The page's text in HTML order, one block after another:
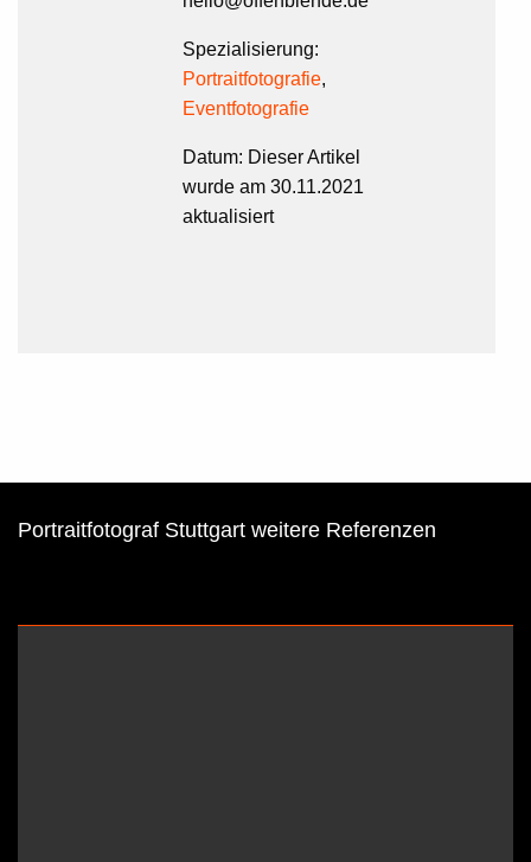
Spezialisierung:
Portraitfotografie,
Eventfotografie
Datum: Dieser Artikel
wurde am 30.11.2021
aktualisiert
Portraitfotograf Stuttgart weitere Referenzen